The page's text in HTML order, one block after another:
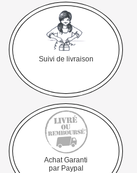
Suivi de livraison
Achat Garanti
par Paypal